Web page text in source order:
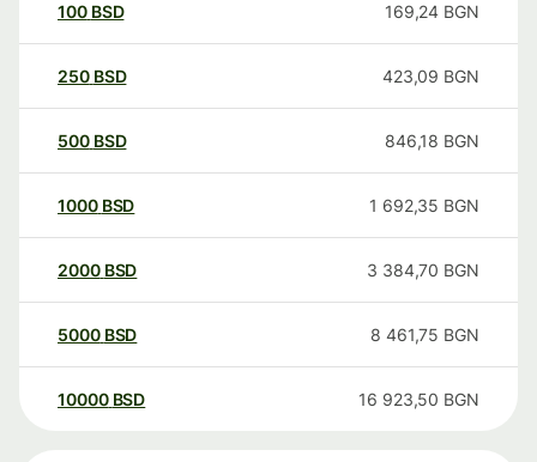
100 BSD 169,24 BGN
250 BSD 423,09 BGN
500 BSD 846,18 BGN
1000 BSD 1 692,35 BGN
2000 BSD 3 384,70 BGN
5000 BSD 8 461,75 BGN
10000 BSD 16 923,50 BGN